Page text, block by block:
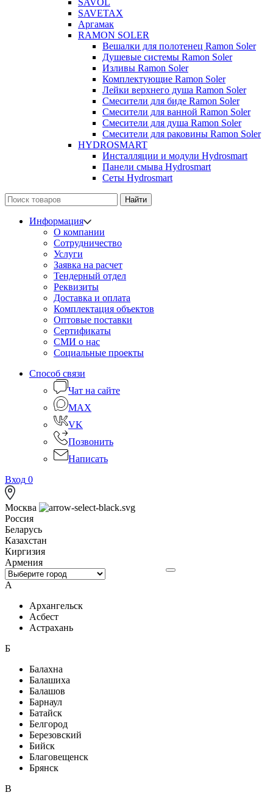
SAVOL
SAVETAX
Аргамак
RAMON SOLER
Вешалки для полотенец Ramon Soler
Душевые системы Ramon Soler
Изливы Ramon Soler
Комплектующие Ramon Soler
Лейки верхнего душа Ramon Soler
Смесители для биде Ramon Soler
Смесители для ванной Ramon Soler
Смесители для душа Ramon Soler
Смесители для раковины Ramon Soler
HYDROSMART
Инсталляции и модули Hydrosmart
Панели смыва Hydrosmart
Сеты Hydrosmart
Найти
Информация
О компании
Сотрудничество
Услуги
Заявка на расчет
Тендерный отдел
Реквизиты
Доставка и оплата
Комплектация объектов
Оптовые поставки
Сертификаты
СМИ о нас
Социальные проекты
Способ связи
Чат на сайте
MAX
VK
Позвонить
Написать
Вход 0
Москва
Россия
Беларусь
Казахстан
Киргизия
Армения
А
Архангельск
Асбест
Астрахань
Б
Балахна
Балашиха
Балашов
Барнаул
Батайск
Белгород
Березовский
Бийск
Благовещенск
Брянск
В